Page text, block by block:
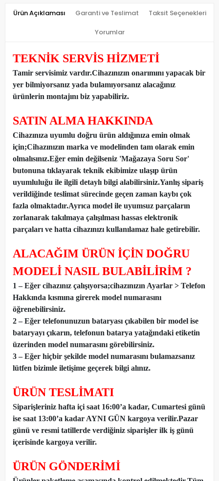
Ürün Açıklaması Garanti ve Teslimat Taksit Seçenekleri
Yorumlar
TEKNİK SERVİS HİZMETİ
Tamir servisimiz vardır.Cihazınızın onarımını yapacak bir
yer bilmiyorsanız yada bulamıyorsanız alacağınız
ürünlerin montajını biz yapabiliriz.
SATIN ALMA HAKKINDA
Cihazınıza uyumlu doğru ürün aldığınıza emin olmak
için;Cihazınızın marka ve modelinden tam olarak emin
olmalısınız.Eğer emin değilseniz 'Mağazaya Soru Sor'
butonuna tıklayarak teknik ekibimize ulaşıp ürün
uyumluluğu ile ilgili detaylı bilgi alabilirsiniz.Yanlış sipariş
verildiğinde teslimat sürecinde geçen zaman kaybı çok
fazla olmaktadır.Ayrıca model ile uyumsuz parçaların
zorlanarak takılmaya çalışılması hassas elektronik
parçaları ve hatta cihazınızı kullanılamaz hale getirebilir.
ALACAĞIM ÜRÜN İÇİN DOĞRU
MODELİ NASIL BULABİLİRİM ?
1 – Eğer cihazınız çalışıyorsa;cihazınızın Ayarlar > Telefon
Hakkında kısmına girerek model numarasını
öğrenebilirsiniz.
2 – Eğer telefonunuzun bataryası çıkabilen bir model ise
bataryayı çıkarın, telefonun batarya yatağındaki etiketin
üzerinden model numarasını görebilirsiniz.
3 – Eğer hiçbir şekilde model numarasını bulamazsanız
lütfen bizimle iletişime geçerek bilgi alınız.
ÜRÜN TESLİMATI
Siparişleriniz hafta içi saat 16:00’a kadar, Cumartesi günü
ise saat 13:00’a kadar AYNI GÜN kargoya verilir.Pazar
günü ve resmi tatillerde verdiğiniz siparişler ilk iş günü
içerisinde kargoya verilir.
ÜRÜN GÖNDERİMİ